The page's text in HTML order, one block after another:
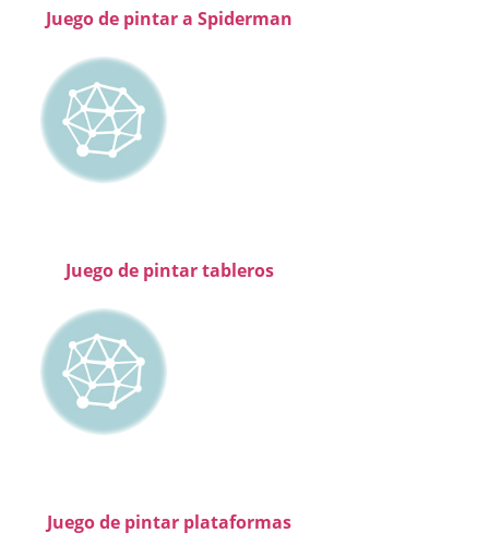
Juego de pintar a Spiderman
Juego de pintar tableros
Juego de pintar plataformas